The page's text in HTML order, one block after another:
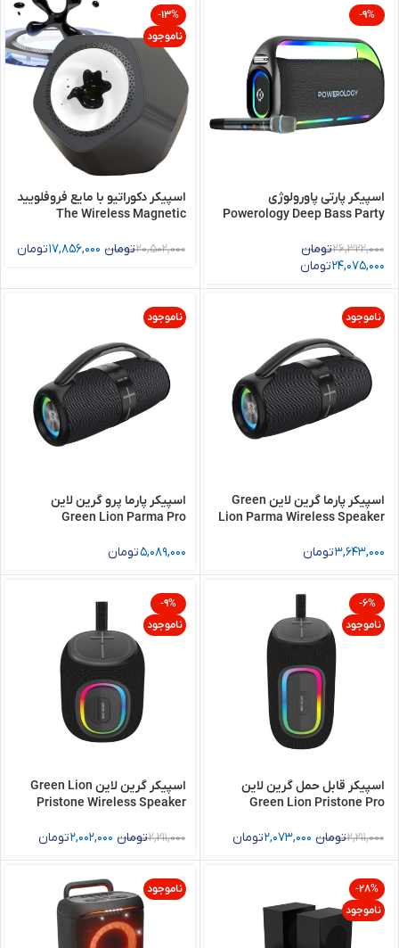
-9%
اسپیکر پارتی پاورولوژی
Powerology Deep Bass Party
26,322,000تومان
24,075,000تومان
-13%
ناموجود
اسپيكر دكوراتيو با مایع فروفلویید
The Wireless Magnetic
20,502,000تومان 17,856,000تومان
ناموجود
اسپیکر پارما گرین لاین Green
Lion Parma Wireless Speaker
3,643,000تومان
ناموجود
اسپیکر پارما پرو گرین لاین
Green Lion Parma Pro
5,089,000تومان
-6%
ناموجود
اسپیکر قابل حمل گرین لاین
Green Lion Pristone Pro
2,211,000تومان 2,073,000تومان
-9%
ناموجود
اسپیکر گرین لاین Green Lion
Pristone Wireless Speaker
2,211,000تومان 2,002,000تومان
-28%
ناموجود
ناموجود